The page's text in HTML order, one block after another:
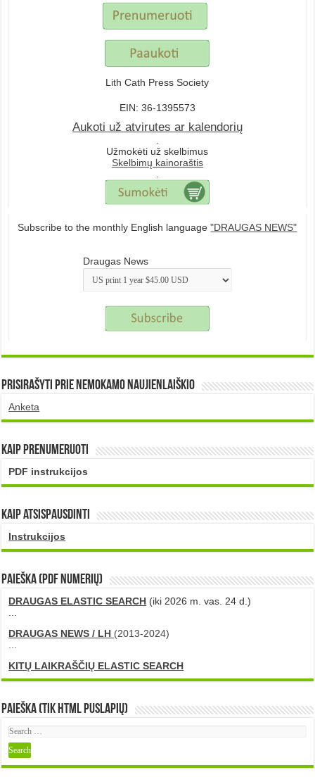
Lith Cath Press Society
EIN: 36-1395573
Aukoti už atvirutes ar kalendorių
Užmokėti už skelbimus
Skelbimų kainoraštis
Subscribe to the monthly English language"DRAUGAS NEWS"
Draugas News
Prisirašyti prie nemokamo naujienlaiškio
Anketa
Kaip prenumeruoti
PDF instrukcijos
Kaip atsispausdinti
Instrukcijos
PAIEŠKA (PDF numerių)
DRAUGAS ELASTIC SEARCH (iki 2026 m. vas. 24 d.)
DRAUGAS NEWS / LH (2013-2024)
KITŲ LAIKRAŠČIŲ ELASTIC SEARCH
Paieška (tik HTML puslapių)